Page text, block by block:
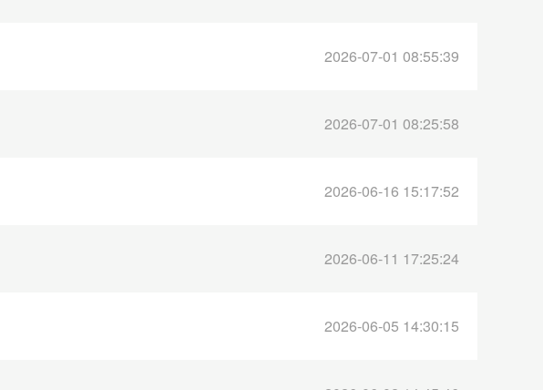
2026-07-01 08:55:39
2026-07-01 08:25:58
2026-06-16 15:17:52
2026-06-11 17:25:24
2026-06-05 14:30:15